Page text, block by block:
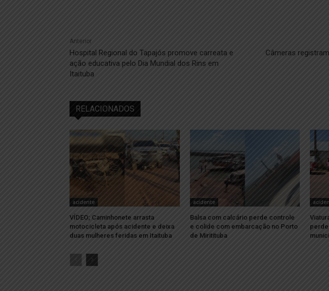
Anterior
Hospital Regional do Tapajós promove carreata e
ação educativa pelo Dia Mundial dos Rins em
Itaituba
Câmeras
RELACIONADOS
acidente
VÍDEO; Caminhonete arrasta
motocicleta após acidente e deixa
duas mulheres feridas em Itaituba
acidente
Balsa com calcário perde controle
e colide com embarcação no Porto
de Miritituba